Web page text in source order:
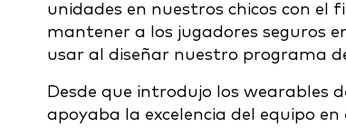
unidades en nuestros chicos con
mantener a los jugadores seguros
usar al diseñar nuestro programa
Desde que introdujo los wearables
apoyaba la excelencia del equipo en